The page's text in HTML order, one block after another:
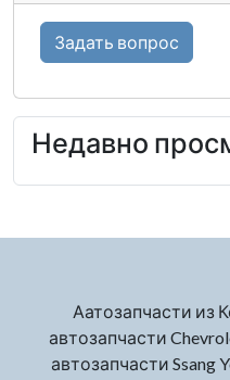
Задать вопрос
Недавно
Аатозапчасти из
автозапчасти
автозапчасти Ssang